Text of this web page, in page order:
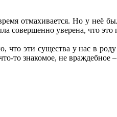
отмахивается. Но у неё
совершенно уверена, что
что эти существа у нас в
то знакомое, не враждебное